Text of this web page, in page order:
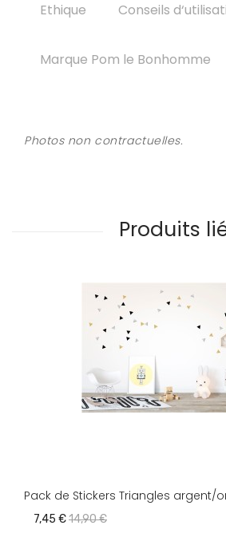
Ethique Conseils
Marque Pom le Bonhomme
Photos non contractuelles.
Produits
Pack de Stickers Triangles argent/
7,45 €14,90 €